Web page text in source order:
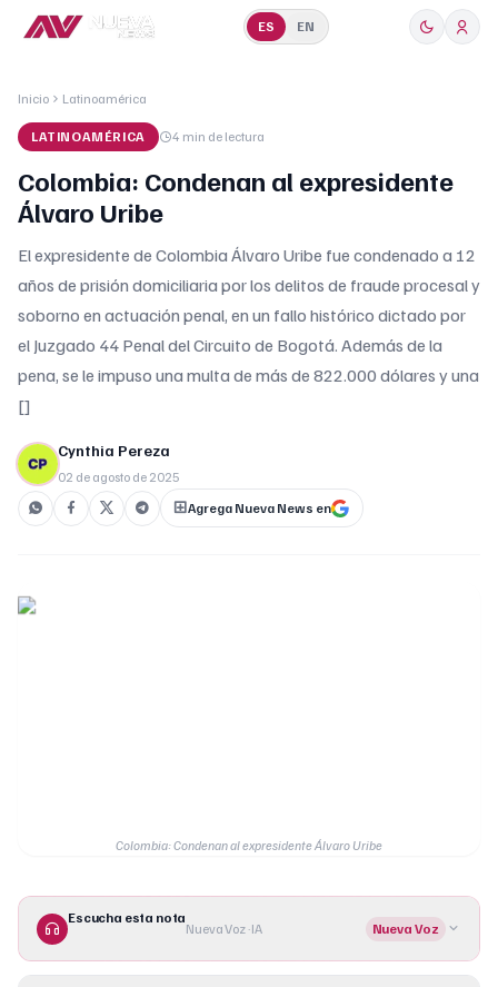
ES EN
Inicio Latinoamérica
LATINOAMÉRICA 4 min de lectura
Colombia: Condenan al expresidente
Álvaro Uribe
El expresidente de Colombia Álvaro Uribe fue condenado a 12
años de prisión domiciliaria por los delitos de fraude procesal y
soborno en actuación penal, en un fallo histórico dictado por
el Juzgado 44 Penal del Circuito de Bogotá. Además de la
pena, se le impuso una multa de más de 822.000 dólares y una
[]
Cynthia Pereza
02 de agosto de 2025
Agrega Nueva News en
Colombia: Condenan al expresidente Álvaro Uribe
Escucha esta nota
Nueva Voz · IA Nueva Voz